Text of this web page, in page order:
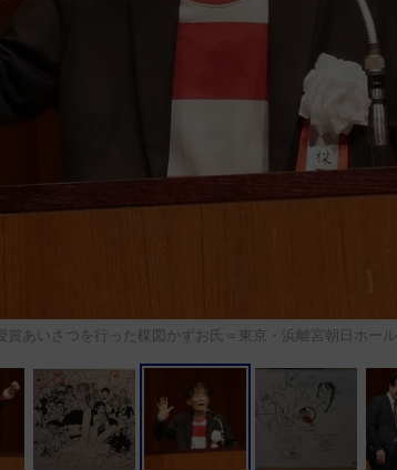
賞あいさつを行った楳図かずお氏＝東京・浜離宮朝日ホール